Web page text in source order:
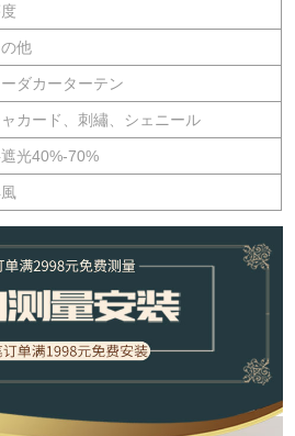
他
ダカーターテン
ャカード、刺繡、シェニール
光40%-70%